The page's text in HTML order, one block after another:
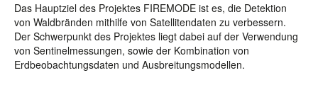
Das Hauptziel des Projektes FIREMODE ist es, die Detektion
von Waldbränden mithilfe von Satellitendaten zu verbessern.
Der Schwerpunkt des Projektes liegt dabei auf der Verwendung
von Sentinelmessungen, sowie der Kombination von
Erdbeobachtungsdaten und Ausbreitungsmodellen.